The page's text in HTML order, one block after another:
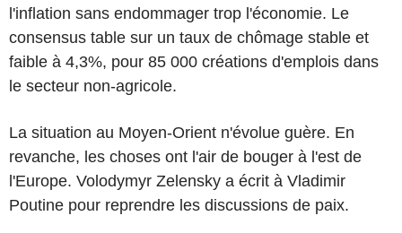
l'inflation sans endommager trop l'économie. Le
consensus table sur un taux de chômage stable et
faible à 4,3%, pour 85 000 créations d'emplois dans
le secteur non-agricole.
La situation au Moyen-Orient n'évolue guère. En
revanche, les choses ont l'air de bouger à l'est de
l'Europe. Volodymyr Zelensky a écrit à Vladimir
Poutine pour reprendre les discussions de paix.